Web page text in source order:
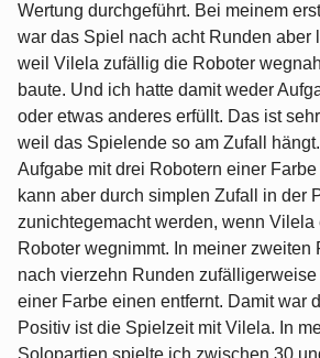
Wertung durchgeführt. Bei meinem
war das Spiel nach acht Runden aber
weil Vilela zufällig die Roboter
baute. Und ich hatte damit weder
oder etwas anderes erfüllt. Das ist
weil das Spielende so am Zufall
Aufgabe mit drei Robotern einer Farbe
kann aber durch simplen Zufall in der
zunichtegemacht werden, wenn Vilela
Roboter wegnimmt. In meiner zweiten
nach vierzehn Runden
einer Farbe einen entfernt. Damit war
Positiv ist die Spielzeit mit Vilela. In